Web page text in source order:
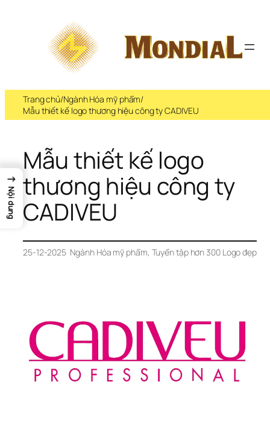
Trang chủ/Ngành Hóa mỹ phẩm/
Mẫu thiết kế logo thương hiệu công ty CADIVEU
Mẫu thiết kế logo
thương hiệu công ty
CADIVEU
25-12-2025 Ngành Hóa mỹ phẩm, Tuyển tập hơn 300 Logo đẹp
→
Nội dung